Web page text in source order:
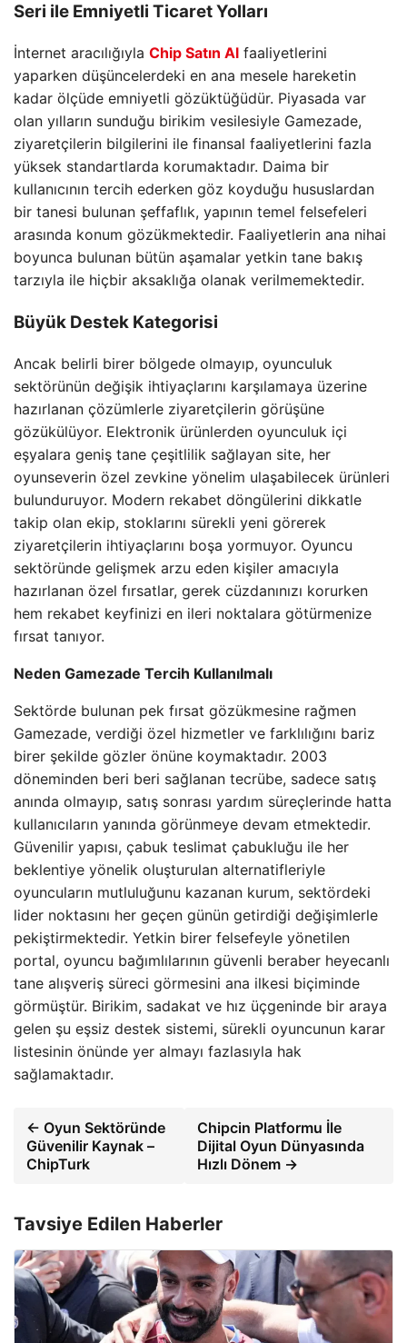
Seri ile Emniyetli Ticaret Yolları
İnternet aracılığıyla Chip Satın Al faaliyetlerini
yaparken düşüncelerdeki en ana mesele hareketin
kadar ölçüde emniyetli gözüktüğüdür. Piyasada var
olan yılların sunduğu birikim vesilesiyle Gamezade,
ziyaretçilerin bilgilerini ile finansal faaliyetlerini fazla
yüksek standartlarda korumaktadır. Daima bir
kullanıcının tercih ederken göz koyduğu hususlardan
bir tanesi bulunan şeffaflık, yapının temel felsefeleri
arasında konum gözükmektedir. Faaliyetlerin ana nihai
boyunca bulunan bütün aşamalar yetkin tane bakış
tarzıyla ile hiçbir aksaklığa olanak verilmemektedir.
Büyük Destek Kategorisi
Ancak belirli birer bölgede olmayıp, oyunculuk
sektörünün değişik ihtiyaçlarını karşılamaya üzerine
hazırlanan çözümlerle ziyaretçilerin görüşüne
gözükülüyor. Elektronik ürünlerden oyunculuk içi
eşyalara geniş tane çeşitlilik sağlayan site, her
oyunseverin özel zevkine yönelim ulaşabilecek ürünleri
bulunduruyor. Modern rekabet döngülerini dikkatle
takip olan ekip, stoklarını sürekli yeni görerek
ziyaretçilerin ihtiyaçlarını boşa yormuyor. Oyuncu
sektöründe gelişmek arzu eden kişiler amacıyla
hazırlanan özel fırsatlar, gerek cüzdanınızı korurken
hem rekabet keyfinizi en ileri noktalara götürmenize
fırsat tanıyor.
Neden Gamezade Tercih Kullanılmalı
Sektörde bulunan pek fırsat gözükmesine rağmen
Gamezade, verdiği özel hizmetler ve farklılığını bariz
birer şekilde gözler önüne koymaktadır. 2003
döneminden beri beri sağlanan tecrübe, sadece satış
anında olmayıp, satış sonrası yardım süreçlerinde hatta
kullanıcıların yanında görünmeye devam etmektedir.
Güvenilir yapısı, çabuk teslimat çabukluğu ile her
beklentiye yönelik oluşturulan alternatifleriyle
oyuncuların mutluluğunu kazanan kurum, sektördeki
lider noktasını her geçen günün getirdiği değişimlerle
pekiştirmektedir. Yetkin birer felsefeyle yönetilen
portal, oyuncu bağımlılarının güvenli beraber heyecanlı
tane alışveriş süreci görmesini ana ilkesi biçiminde
görmüştür. Birikim, sadakat ve hız üçgeninde bir araya
gelen şu eşsiz destek sistemi, sürekli oyuncunun karar
listesinin önünde yer almayı fazlasıyla hak
sağlamaktadır.
← Oyun Sektöründe
Güvenilir Kaynak –
ChipTurk
Chipcin Platformu İle
Dijital Oyun Dünyasında
Hızlı Dönem →
Tavsiye Edilen Haberler